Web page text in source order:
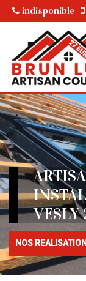
indisponible
VESLY
NOS